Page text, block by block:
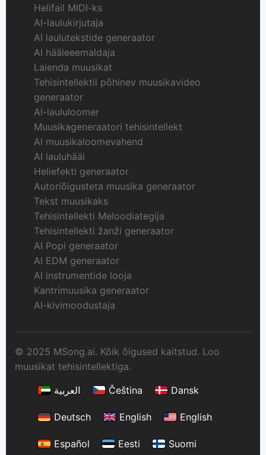
Helifail MIDI-ks
AI-laulukirjutaja
AI laulutekstide generaator
AI hääleeemaldaja
Laienda muusikat
Tehisintellektil põhinev muusikavideo
generaator
AI-laululoomer
Muusikageneraatori tehisintellekt
AI muusikaloomevahend
AI lauluhääl
Heliefekti generaator
Autoriõigusteta muusika generaator
Tekst muusikaks
Tehisintellekti Meloodiategija
Tehisintellekti žanži generaator
AI Popi generaator
AI EDM generaator
AI instrumentide looja
Kantrimuusika generaator
AI-kivimoodustaja
© 2025 MSong.ai. Kõik õigused kaitstud. Loo
muusikat tehisintellektiga.
العربية
Čeština Dansk
Deutsch English English
Español Eesti Suomi